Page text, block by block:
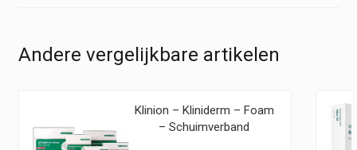
Andere vergelijkbare artikelen
Klinion – Kliniderm – Foam
– Schuimverband